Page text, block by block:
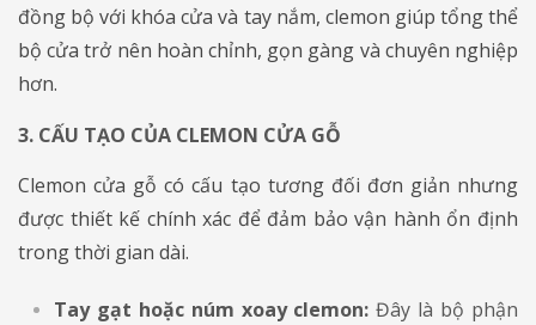
đồng bộ với khóa cửa và tay nắm, clemon giúp tổng thể
bộ cửa trở nên hoàn chỉnh, gọn gàng và chuyên nghiệp
hơn.
3. CẤU TẠO CỦA CLEMON CỬA GỖ
Clemon cửa gỗ có cấu tạo tương đối đơn giản nhưng
được thiết kế chính xác để đảm bảo vận hành ổn định
trong thời gian dài.
Tay gạt hoặc núm xoay clemon:Đây là bộ phận